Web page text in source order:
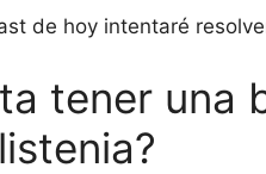
de hoy intentaré
tener una